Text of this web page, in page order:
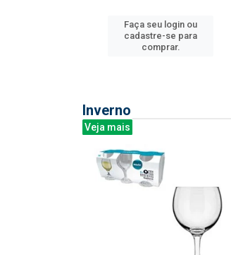
Faça seu login ou
cadastre-se para
comprar.
Inverno
Veja mais